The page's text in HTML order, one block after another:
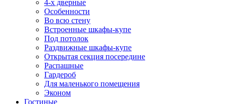
4-х дверные
Особенности
Во всю стену
Встроенные шкафы-купе
Под потолок
Раздвижные шкафы-купе
Открытая секция посередине
Распашные
Гардероб
Для маленького помещения
Эконом
Гостиные